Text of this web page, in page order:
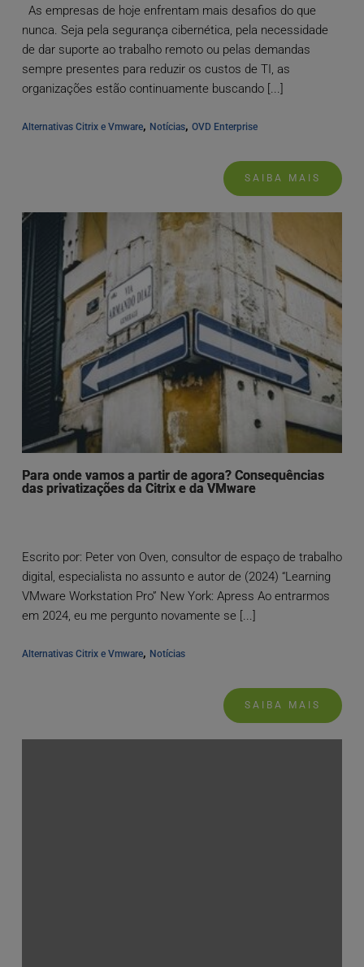
As empresas de hoje enfrentam mais desafios do que
nunca. Seja pela segurança cibernética, pela necessidade
de dar suporte ao trabalho remoto ou pelas demandas
sempre presentes para reduzir os custos de TI, as
organizações estão continuamente buscando [...]
Alternativas Citrix e Vmware, Notícias, OVD Enterprise
SAIBA MAIS
Para onde vamos a partir de agora? Consequências
das privatizações da Citrix e da VMware
Escrito por: Peter von Oven, consultor de espaço de trabalho
digital, especialista no assunto e autor de (2024) “Learning
VMware Workstation Pro” New York: Apress Ao entrarmos
em 2024, eu me pergunto novamente se [...]
Alternativas Citrix e Vmware, Notícias
SAIBA MAIS